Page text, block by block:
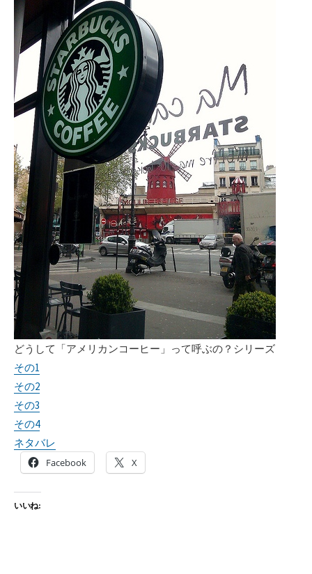
どうして「アメリカンコーヒー」って呼ぶの？シリーズ
その1
その2
その3
その4
ネタバレ
Facebook X
いいね: